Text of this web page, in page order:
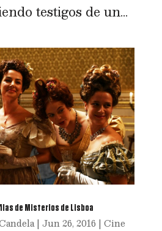
testigos de un...
de Misterios de Lisboa
| Jun 26, 2016 | Cine